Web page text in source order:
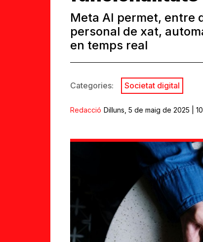
Meta AI permet, entre
personal de xat,
en temps real
Categories: Societat digital
Redacció Dilluns, 5 de maig de 2025 |